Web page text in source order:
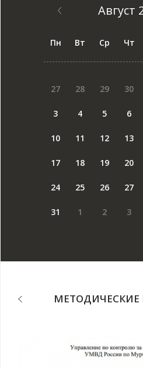
Август
Пн Вт Ср Чт
27 28 29 30
3 4 5 6
10 11 12 13
17 18 19 20
24 25 26 27
31 1 2 3